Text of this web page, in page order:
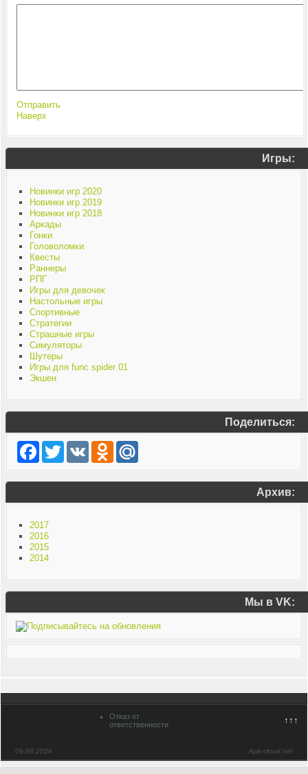
Отправить
Наверх
Игры:
Новинки игр 2020
Новинки игр 2019
Новинки игр 2018
Аркады
Гонки
Головоломки
Квесты
Раннеры
РПГ
Игры для девочек
Настольные игры
Спортивные
Стратегии
Страшные игры
Симуляторы
Шутеры
Игры для func spider 01
Экшен
Поделиться:
Facebook
TwitterVK Odnoklassniki
Mail.Ru
Архив:
2017
2016
2015
2014
Мы в VK:
↑↑↑
Отказ от
ответственности
09.08.2026 Apk-cloud.net